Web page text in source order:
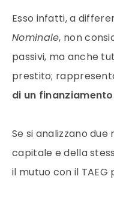
Esso infatti, a
Nominale, non
passivi, ma anche
prestito;
di un finanziamento.
Se si analizzano
capitale e della
il mutuo con il TAEG